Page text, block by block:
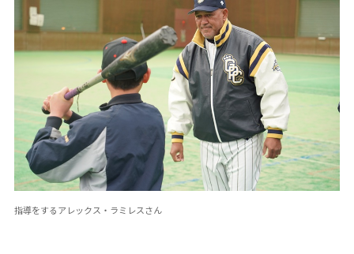
指導をするアレックス・ラミレスさん